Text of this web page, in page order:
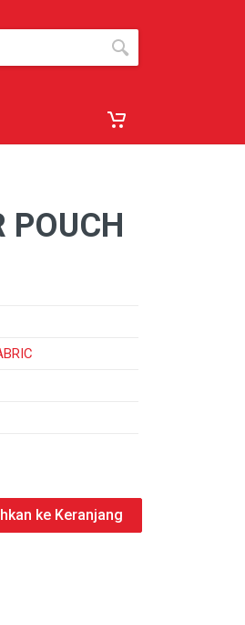
POUCH
ke Keranjang